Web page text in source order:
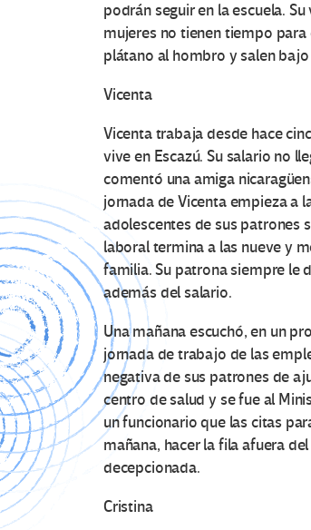
podrán seguir en la escuela.
mujeres no tienen tiempo para
plátano al hombro y salen
Vicenta
Vicenta trabaja desde hace
vive en Escazú. Su salario no
comentó una amiga
jornada de Vicenta empieza a
adolescentes de sus patrones
laboral termina a las nueve y
familia. Su patrona siempre le
además del salario.
Una mañana escuchó, en un
jornada de trabajo de las
negativa de sus patrones de
centro de salud y se fue al
un funcionario que las citas
mañana, hacer la fila afuera
decepcionada.
Cristina